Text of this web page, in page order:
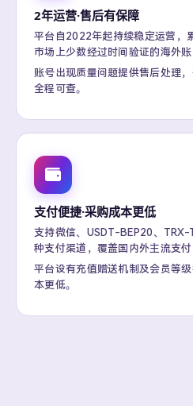
2年运营·售后有保障
平台自2022年起持续稳定运营，
市场上少数经过时间验证的海外账
账号出现质量问题提供售后处理
全程可查。
支付便捷·采购成本更低
支持微信、USDT-BEP20、
种支付渠道，覆盖国内外主流支付
平台设有充值赠送机制及会员等
本更低。